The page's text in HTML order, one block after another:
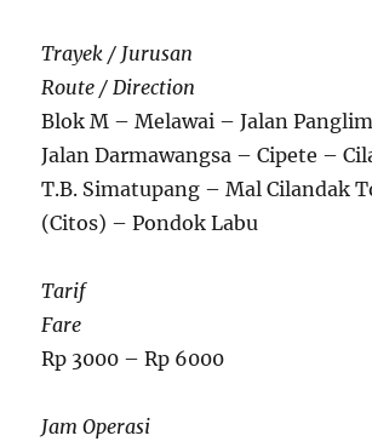
Trayek / Jurusan
Route / Direction
Blok M – Melawai – Jalan
Jalan Darmawangsa – Cipete –
T.B. Simatupang – Mal Cilandak
(Citos) – Pondok Labu
Tarif
Fare
Rp 3000 – Rp 6000
Jam Operasi